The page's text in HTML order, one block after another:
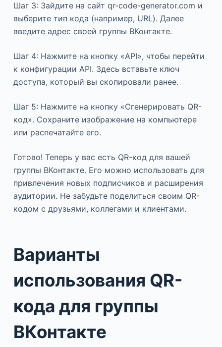
Шаг 3: Зайдите на сайт qr-code-generator.com и
выберите тип кода (например, URL). Далее
введите адрес своей группы ВКонтакте.
Шаг 4: Нажмите на кнопку «API», чтобы перейти
к конфигурации API. Здесь вставьте ключ
доступа, который вы скопировали ранее.
Шаг 5: Нажмите на кнопку «Сгенерировать QR-
код». Сохраните изображение на компьютере
или распечатайте его.
Готово! Теперь у вас есть QR-код для вашей
группы ВКонтакте. Его можно использовать для
привлечения новых подписчиков и расширения
аудитории. Не забудьте поделиться своим QR-
кодом с друзьями, коллегами и клиентами.
Варианты
использования QR-
кода для группы
ВКонтакте